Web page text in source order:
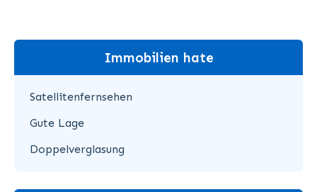
Immobilien hate
Satellitenfernsehen
Gute Lage
Doppelverglasung